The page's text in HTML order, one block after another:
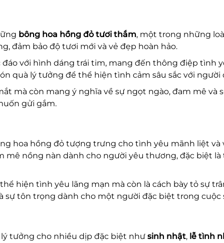
bông hoa hồng đỏ tươi thắm, một trong những
đảm bảo độ tươi mới và vẻ đẹp hoàn hảo.
với hình dáng trái tim, mang đến thông điệp tình
quà lý tưởng để thể hiện tình cảm sâu sắc với
mà còn mang ý nghĩa về sự ngọt ngào, đam mê và
gửi gắm.
hoa hồng đỏ tượng trưng cho tình yêu mãnh liệt và
nồng nàn dành cho người yêu thương, đặc biệt
hiện tình yêu lãng mạn mà còn là cách bày tỏ sự
tôn trọng dành cho một người đặc biệt trong cuộc
lý tưởng cho nhiều dịp đặc biệt nhưsinh nhật, lễ tình